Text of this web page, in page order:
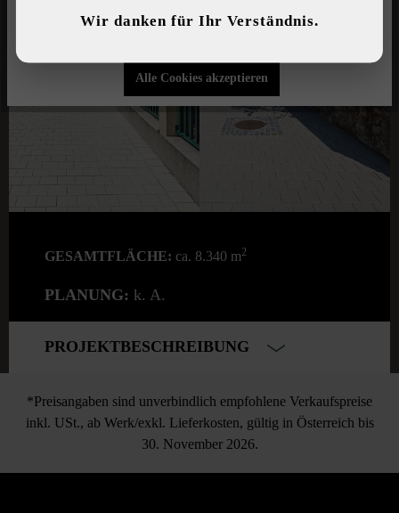
GESAMTFLÄCHE: ca. 8.340 m2
PLANUNG: k. A.
PROJEKTBESCHREIBUNG
*Preisangaben sind unverbindlich empfohlene Verkaufspreise
inkl. USt., ab Werk/exkl. Lieferkosten, gültig in Österreich bis
30. November 2026.
Alle Cookies akzeptieren
Wir danken für Ihr Verständnis.